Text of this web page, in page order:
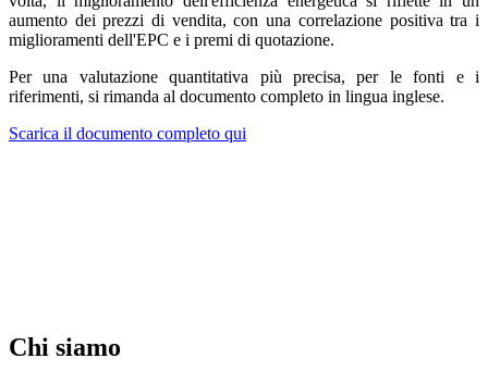
aumento dei prezzi di vendita, con una correlazione positiva tra i
miglioramenti dell'EPC e i premi di quotazione.
Per una valutazione quantitativa più precisa, per le fonti e i
riferimenti, si rimanda al documento completo in lingua inglese.
Scarica il documento completo qui
Chi siamo